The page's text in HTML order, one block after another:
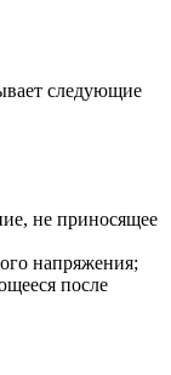
следующие
не приносящее
напряжения;
после